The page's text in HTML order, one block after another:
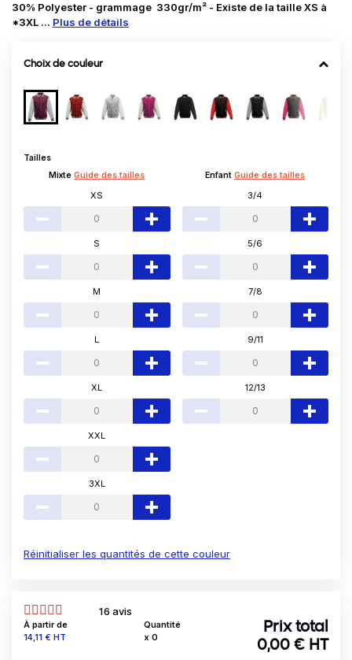
30% Polyester - grammage 330gr/m² - Existe de la taille XS à
*3XL ... Plus de détails
Choix de couleur
Tailles
Mixte Guide des tailles
XS
S
M
L
XL
XXL
3XL
Enfant Guide des tailles
3/4
5/6
7/8
9/11
12/13
Réinitialiser les quantités de cette couleur
16 avis
À partir de
Prix
14,11 € HT
Quantité
x 0
Prix total
0,00 € HT